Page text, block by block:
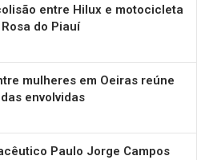
entre Hilux e motocicleta
do Piauí
mulheres em Oeiras reúne
envolvidas
Paulo Jorge Campos